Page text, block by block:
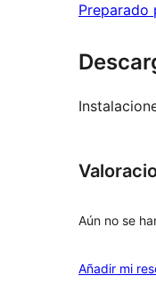
Preparado
Aún no se
Añadir mi